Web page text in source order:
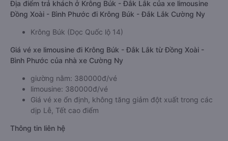
Địa điểm trả khách ở Krông Búk - Đắk Lắk của xe limousine
Đồng Xoài - Bình Phước đi Krông Búk - Đắk Lắk Cường Ny
Krông Búk (Dọc Quốc lộ 14)
Giá vé xe limousine đi Krông Búk - Đắk Lắk từ Đồng Xoài -
Bình Phước của nhà xe Cường Ny
giường nằm: 380000đ/vé
limousine: 380000đ/vé
Giá vé xe ổn định, không tăng giảm đột xuất trong các
dịp Lễ, Tết cao điểm
Thông tin liên hệ